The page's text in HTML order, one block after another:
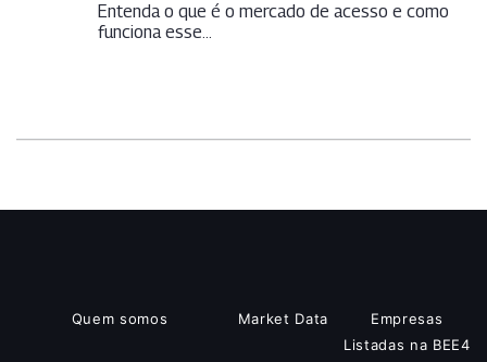
Entenda o que é o mercado de acesso e como
funciona esse...
Quem somos Market Data
Empresas
Listadas na BEE4